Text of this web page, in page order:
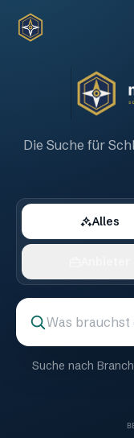
Die Suche für
Alles
Suche nach